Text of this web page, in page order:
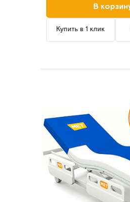
В
Купить в 1 клик